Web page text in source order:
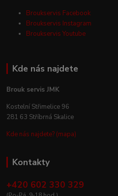
Broukservis Facebook
Broukservis Instagram
Broukservis Youtube
Kde nás najdete
Brouk servis JMK
Kostelní Střimelice 96
281 63 Stříbrná Skalice
Kde nás najdete? (mapa)
Kontakty
+420 602 330 329